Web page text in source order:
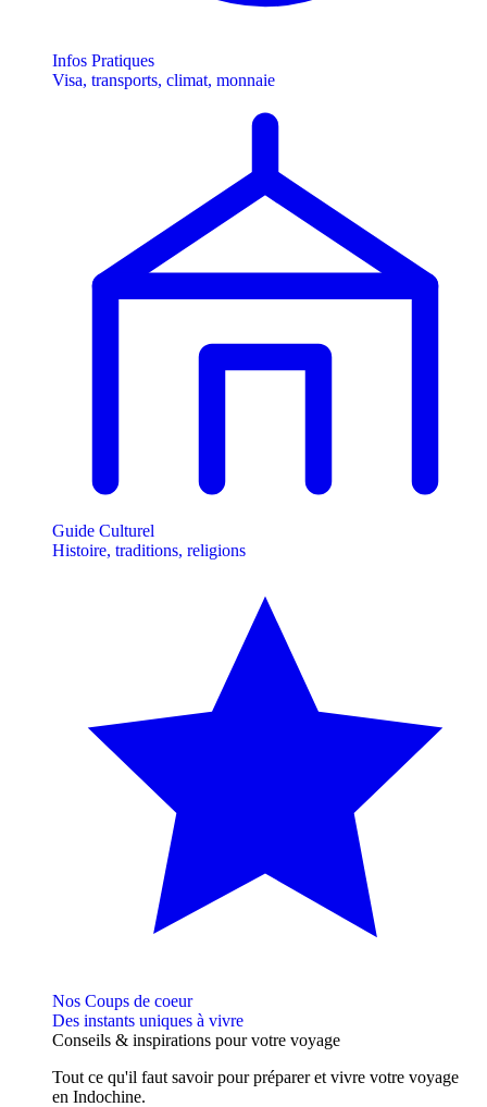
Infos Pratiques
Visa, transports, climat, monnaie
Guide Culturel
Histoire, traditions, religions
Nos Coups de coeur
Des instants uniques à vivre
Conseils & inspirations pour votre voyage
Tout ce qu'il faut savoir pour préparer et vivre votre voyage
en Indochine.